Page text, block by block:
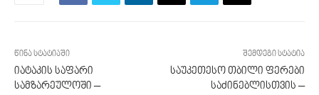
წინა სტატიაში
იატაკის საფარი
სამზარეულოში –
შემდეგი სტატია
საუკეთესო თბილი ფერები
საძინებლისთვის –